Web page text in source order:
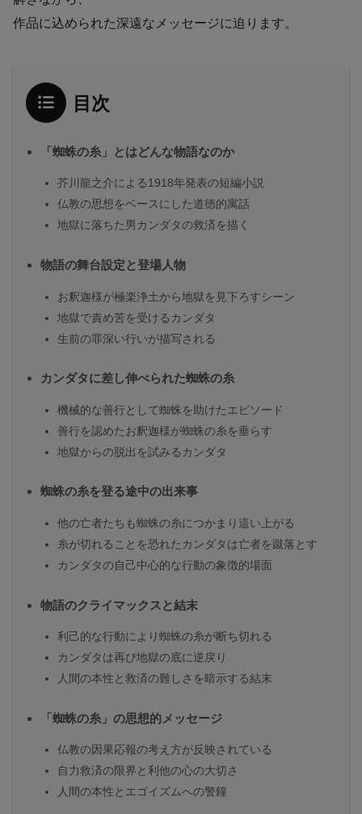
作品に込められた深遠なメッセージに迫ります。
目次
「蜘蛛の糸」とはどんな物語なのか
芥川龍之介による1918年発表の短編小説
仏教の思想をベースにした道徳的寓話
地獄に落ちた男カンダタの救済を描く
物語の舞台設定と登場人物
お釈迦様が極楽浄土から地獄を見下ろすシーン
地獄で責め苦を受けるカンダタ
生前の罪深い行いが描写される
カンダタに差し伸べられた蜘蛛の糸
機械的な善行として蜘蛛を助けたエピソード
善行を認めたお釈迦様が蜘蛛の糸を垂らす
地獄からの脱出を試みるカンダタ
蜘蛛の糸を登る途中の出来事
他の亡者たちも蜘蛛の糸につかまり這い上がる
糸が切れることを恐れたカンダタは亡者を蹴落とす
カンダタの自己中心的な行動の象徴的場面
物語のクライマックスと結末
利己的な行動により蜘蛛の糸が断ち切れる
カンダタは再び地獄の底に逆戻り
人間の本性と救済の難しさを暗示する結末
「蜘蛛の糸」の思想的メッセージ
仏教の因果応報の考え方が反映されている
自力救済の限界と利他の心の大切さ
人間の本性とエゴイズムへの警鐘